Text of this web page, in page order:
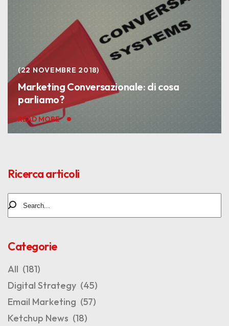
22 NOVEMBRE 2018
Marketing Conversazionale: di cosa
parliamo?
READ MORE
Ricerca articoli
Categorie
All (181)
Digital Strategy (45)
Email Marketing (57)
Ketchup News (18)